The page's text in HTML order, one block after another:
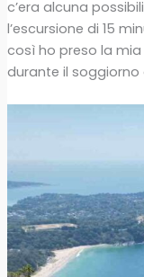
c’era alcuna
l’escursione di 15
così ho preso la
durante il soggiorno